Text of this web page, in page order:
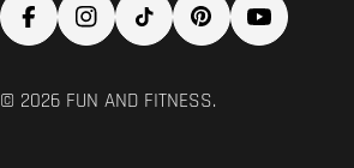
FacebookInstagram
TikTokPinterestYouTube
© 2026 FUN AND FITNESS.